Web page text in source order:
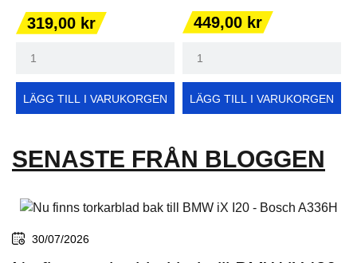
Pris
319,00 kr
LÄGG TILL I VARUKORGEN
Pris
449,00 kr
LÄGG TILL I VARUKORGEN
SENASTE FRÅN BLOGGEN
30/07/2026